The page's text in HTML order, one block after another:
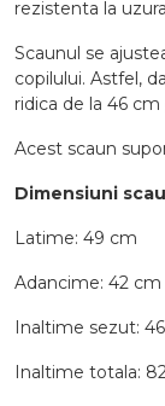
rezistenta la
Scaunul se
copilului. Astfel,
ridica de la 46 cm
Acest scaun
Dimensiuni
Latime: 49 cm
Adancime: 42 cm
Inaltime sezut:
Inaltime totala: